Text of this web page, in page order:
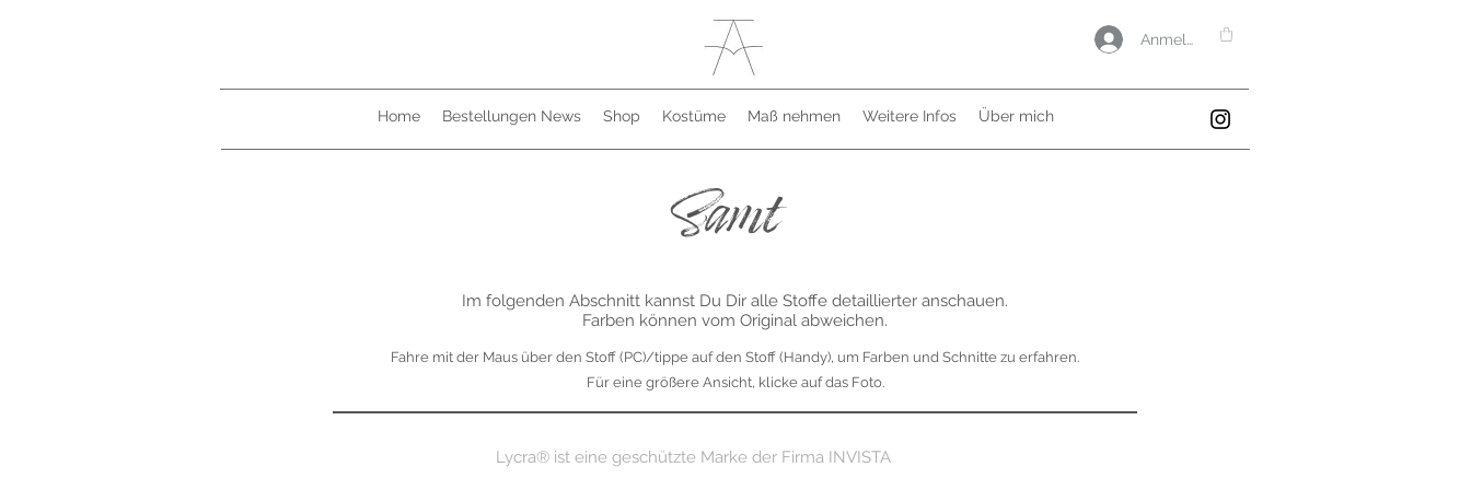
Anmelden
Home Bestellungen News Shop Kostüme Maß nehmen Weitere Infos Über mich
Samt
Im folgenden Abschnitt kannst Du Dir alle Stoffe detaillierter anschauen.
Farben können vom Original abweichen.
Fahre mit der Maus über den Stoff (PC)/tippe auf den Stoff (Handy), um Farben und Schnitte zu erfahren.
Für eine größere Ansicht, klicke auf das Foto.
Lycra® ist eine geschützte Marke der Firma INVISTA